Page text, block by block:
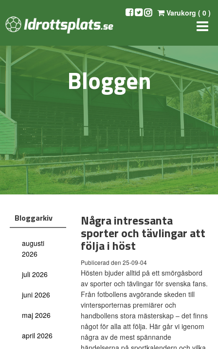
Varukorg ( 0 )
Bloggen
Bloggarkiv
augusti
2026
juli 2026
juni 2026
maj 2026
april 2026
Några intressanta
sporter och tävlingar att
följa i höst
Publicerad den 25-09-04
Hösten bjuder alltid på ett smörgåsbord
av sporter och tävlingar för svenska fans.
Från fotbollens avgörande skeden till
vintersporternas premiärer och
handbollens stora mästerskap – det finns
något för alla att följa. Här går vi igenom
några av de mest spännande